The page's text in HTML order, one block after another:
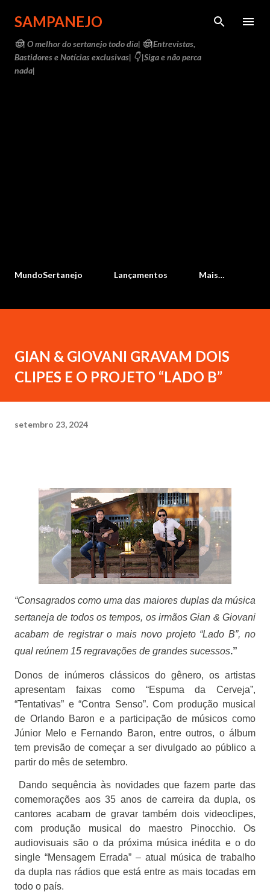
Pular para o conteúdo principal
SAMPANEJO
🤠| O melhor do sertanejo todo dia| 🤠|Entrevistas,
Bastidores e Notícias exclusivas| 👇 |Siga e não perca
nada|
MundoSertanejo Lançamentos Mais…
GIAN & GIOVANI GRAVAM DOIS
CLIPES E O PROJETO “LADO B”
setembro 23, 2024
“Consagrados como uma das maiores duplas da música
sertaneja de todos os tempos, os irmãos Gian & Giovani
acabam de registrar o mais novo projeto “Lado B”, no
qual reúnem 15 regravações de grandes sucessos.”
Donos de inúmeros clássicos do gênero, os artistas
apresentam faixas como “Espuma da Cerveja”,
“Tentativas” e “Contra Senso”. Com produção musical
de Orlando Baron e a participação de músicos como
Júnior Melo e Fernando Baron, entre outros, o álbum
tem previsão de começar a ser divulgado ao público a
partir do mês de setembro.
Dando sequência às novidades que fazem parte das
comemorações aos 35 anos de carreira da dupla, os
cantores acabam de gravar também dois videoclipes,
com produção musical do maestro Pinocchio. Os
audiovisuais são o da próxima música inédita e o do
single “Mensagem Errada” – atual música de trabalho
da dupla nas rádios que está entre as mais tocadas em
todo o país.